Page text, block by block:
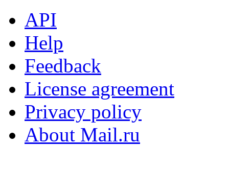
API
Help
Feedback
License agreement
Privacy policy
About Mail.ru